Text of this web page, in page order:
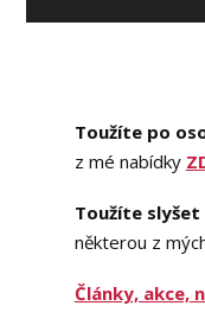
Toužíte po
z mé nabídky
Toužíte slyšet
některou z
Články, akce,